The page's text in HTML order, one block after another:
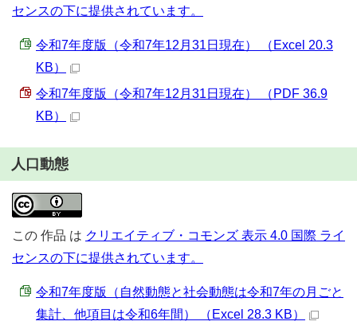
センスの下に提供されています。
令和7年度版（令和7年12月31日現在） （Excel 20.3
KB）
令和7年度版（令和7年12月31日現在） （PDF 36.9
KB）
人口動態
この 作品 は クリエイティブ・コモンズ 表示 4.0 国際 ライ
センスの下に提供されています。
令和7年度版（自然動態と社会動態は令和7年の月ごと
集計、他項目は令和6年間） （Excel 28.3 KB）